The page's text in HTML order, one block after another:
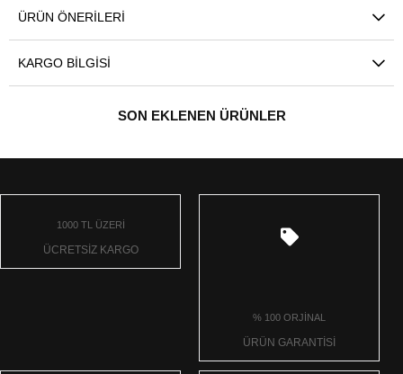
ÜRÜN ÖNERILERI
KARGO BILGISI
SON EKLENEN ÜRÜNLER
1000 TL ÜZERİ
ÜCRETSİZ KARGO
% 100 ORJİNAL
ÜRÜN GARANTİSİ